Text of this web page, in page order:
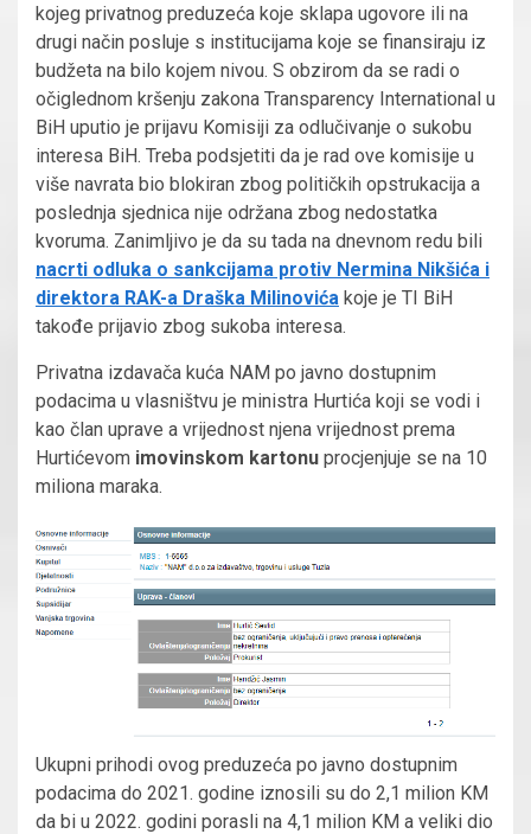
kojeg privatnog preduzeća koje sklapa ugovore ili na
drugi način posluje s institucijama koje se finansiraju iz
budžeta na bilo kojem nivou. S obzirom da se radi o
očiglednom kršenju zakona Transparency International u
BiH uputio je prijavu Komisiji za odlučivanje o sukobu
interesa BiH. Treba podsjetiti da je rad ove komisije u
više navrata bio blokiran zbog političkih opstrukacija a
poslednja sjednica nije održana zbog nedostatka
kvoruma. Zanimljivo je da su tada na dnevnom redu bili
nacrti odluka o sankcijama protiv Nermina Nikšića i
direktora RAK-a Draška Milinovića koje je TI BiH
takođe prijavio zbog sukoba interesa.
Privatna izdavača kuća NAM po javno dostupnim
podacima u vlasništvu je ministra Hurtića koji se vodi i
kao član uprave a vrijednost njena vrijednost prema
Hurtićevom imovinskom kartonu procjenjuje se na 10
miliona maraka.
Ukupni prihodi ovog preduzeća po javno dostupnim
podacima do 2021. godine iznosili su do 2,1 milion KM
da bi u 2022. godini porasli na 4,1 milion KM a veliki dio